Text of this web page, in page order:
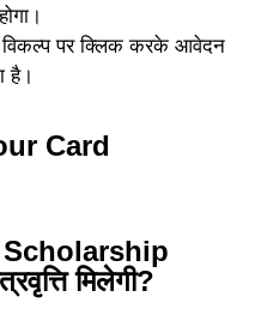
पर क्लिक करके आवेदन
है।
Card
मिलेगी?